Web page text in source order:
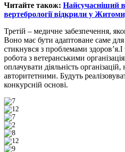
Читайте також: Найсучасніший
вертебрології відкрили у
Третій – медичне забезпечення,
Воно має бути адаптоване саме
стикнувся з проблемами здоров’я.
робота з ветеранськими
оплачувати діяльність
авторитетними. Будуть
конкурсній основі.